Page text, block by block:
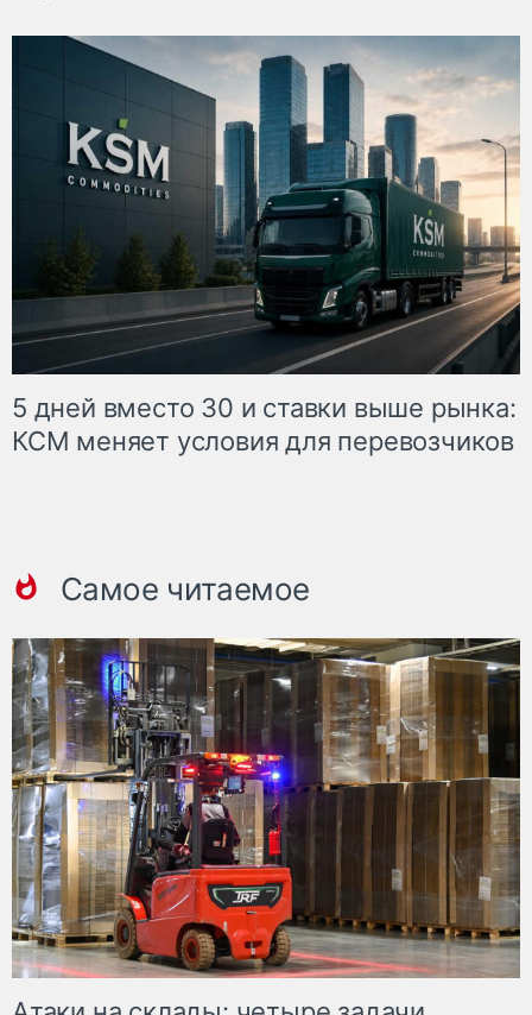
5 дней вместо 30 и ставки выше рынка:
КСМ меняет условия для перевозчиков
Самое читаемое